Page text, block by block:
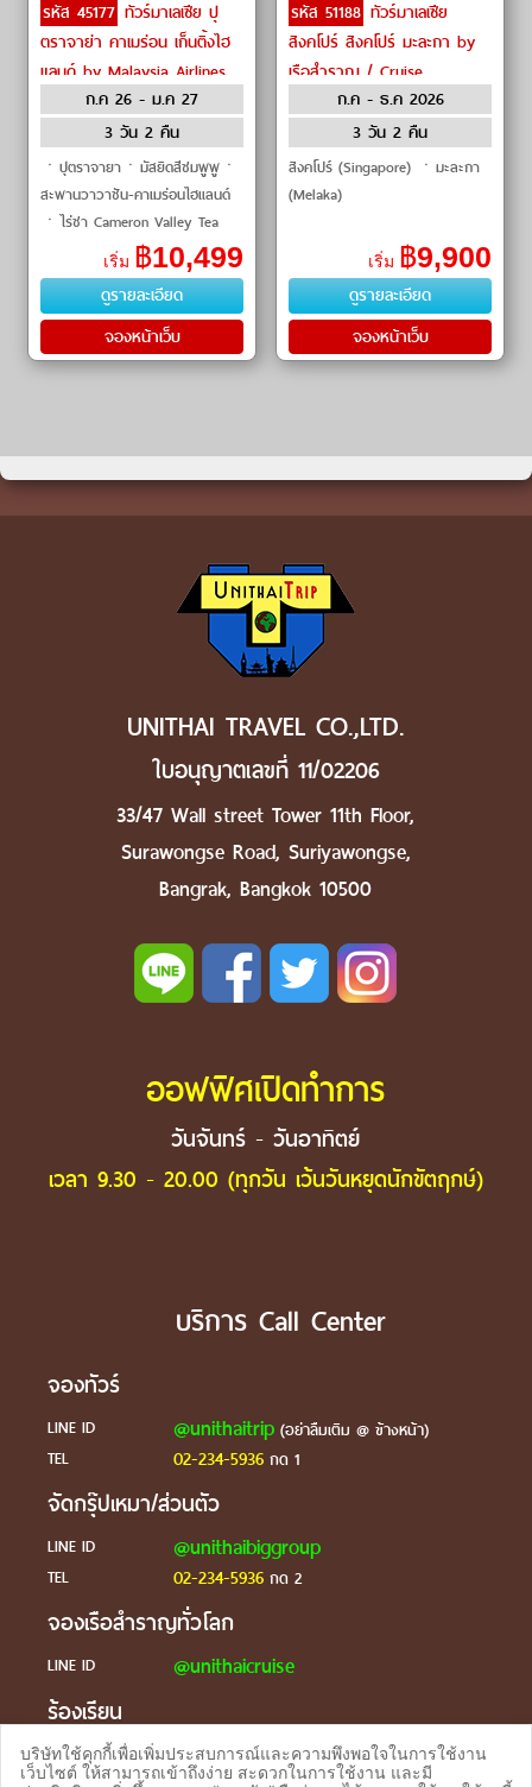
รหัส 45177 ทัวร์มาเลเซีย ปุ
ตราจาย่า คาเมร่อน เก็นติ้งไฮ
แลนด์ by Malaysia Airlines
ก.ค 26 - ม.ค 27
3 วัน 2 คืน
ㆍปุตราจายาㆍมัสยิดสีชมพูพูㆍ
สะพานวาวาชัน-คาเมร่อนไฮแลนด์
ㆍไร่ชา Cameron Valley Tea
House + น้ำตกเลกอิสกันดา ㆍ
เก็นติ้งไฮแลน
เริ่ม ฿10,499
ดูรายละเอียด
จองหน้าเว็บ
รหัส 51188 ทัวร์มาเลเซีย
สิงคโปร์ สิงคโปร์ มะละกา by
เรือสำราญ / Cruise
ก.ค - ธ.ค 2026
3 วัน 2 คืน
สิงคโปร์ (Singapore) ㆍมะละกา
(Melaka)
เริ่ม ฿9,900
ดูรายละเอียด
จองหน้าเว็บ
UNITHAI TRAVEL CO.,LTD.
ใบอนุญาตเลขที่ 11/02206
33/47 Wall street Tower 11th Floor,
Surawongse Road, Suriyawongse,
Bangrak, Bangkok 10500
ออฟฟิศเปิดทำการ
วันจันทร์ - วันอาทิตย์
เวลา 9.30 - 20.00 (ทุกวัน เว้นวันหยุดนักขัตฤกษ์)
บริการ Call Center
จองทัวร์
LINE ID @unithaitrip(อย่าลืมเติม @ ข้างหน้า)
TEL
02-234-5936กด 1
จัดกรุ๊ปเหมา/ส่วนตัว
LINE ID @unithaibiggroup
TEL 02-234-5936กด 2
จองเรือสำราญทั่วโลก
LINE ID @unithaicruise
ร้องเรียน
LINE ID @unithaicare
บริษัทใช้คุกกี้เพื่อเพิ่มประสบการณ์และความพึงพอใจในการใช้งาน
เว็บไซต์ ให้สามารถเข้าถึงง่าย สะดวกในการใช้งาน และมี